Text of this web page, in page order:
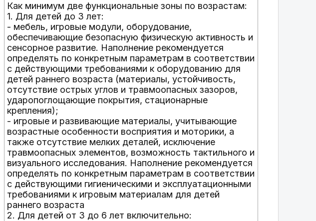
Как минимум две функциональные зоны по возрастам:
1. Для детей до 3 лет:
- мебель, игровые модули, оборудование,
обеспечивающие безопасную физическую активность и
сенсорное развитие. Наполнение рекомендуется
определять по конкретным параметрам в соответствии
с действующими требованиями к оборудованию для
детей раннего возраста (материалы, устойчивость,
отсутствие острых углов и травмоопасных зазоров,
ударопоглощающие покрытия, стационарные
крепления);
- игровые и развивающие материалы, учитывающие
возрастные особенности восприятия и моторики, а
также отсутствие мелких деталей, исключение
травмоопасных элементов, возможность тактильного и
визуального исследования. Наполнение рекомендуется
определять по конкретным параметрам в соответствии
с действующими гигиеническими и эксплуатационными
требованиями к игровым материалам для детей
раннего возраста
2. Для детей от 3 до 6 лет включительно: